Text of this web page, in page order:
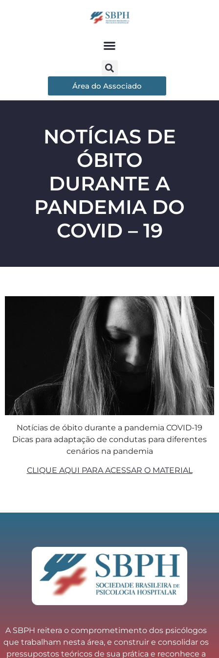
Área do Associado
NOTÍCIAS DE
ÓBITO
DURANTE A
PANDEMIA DO
COVID – 19
Notícias de óbito durante a pandemia COVID-19
Dicas para adaptação de condutas para diferentes
cenários na pandemia
CLIQUE AQUI PARA ACESSAR O MATERIAL
A SBPH reitera o comprometimento dos psicólogos
que trabalham nesta área, e construir e consolidar os
pressupostos teóricos de sua prática e reconhece a